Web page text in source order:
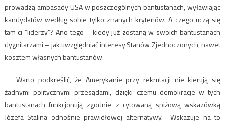
prowadzą ambasady USA w poszczególnych bantustanach, wyławiając
kandydatów według sobie tylko znanych kryteriów. A czego uczą się
tam ci “liderzy”? Ano tego – kiedy już zostaną w swoich bantustanach
dygnitarzami – jak uwzględniać interesy Stanów Zjednoczonych, nawet
kosztem własnych bantustanów.
Warto podkreślić, że Amerykanie przy rekrutacji nie kierują się
żadnymi politycznymi przesądami, dzięki czemu demokracje w tych
bantustanach funkcjonują zgodnie z cytowaną spiżową wskazówką
Józefa Stalina odnośnie prawidłowej alternatywy. Wskazuje na to